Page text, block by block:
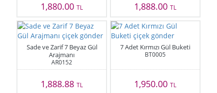
1,880.00TL 1,888.00 TL
Sade ve Zarif 7 Beyaz Gül
Arajmanı
AR0152
1,888.88TL
7 Adet Kırmızı Gül Buketi
BT0005
1,950.00 TL